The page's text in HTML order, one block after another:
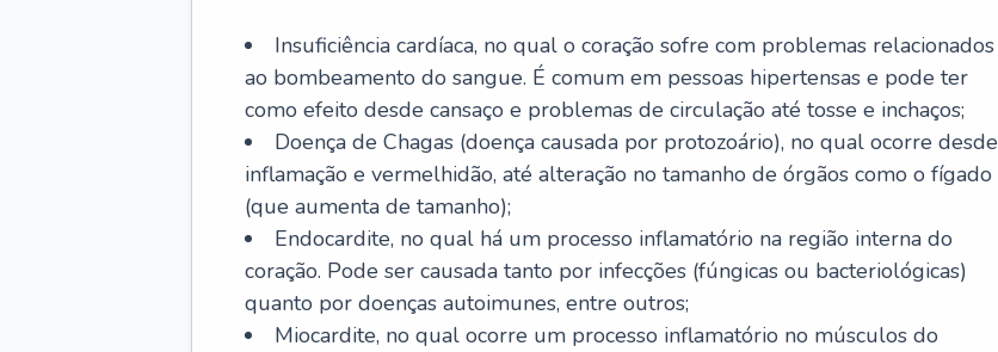
Insuficiência cardíaca, no qual o coração sofre com problemas relacionados
ao bombeamento do sangue. É comum em pessoas hipertensas e pode ter
como efeito desde cansaço e problemas de circulação até tosse e inchaços;
Doença de Chagas (doença causada por protozoário), no qual ocorre desde
inflamação e vermelhidão, até alteração no tamanho de órgãos como o fígado
(que aumenta de tamanho);
Endocardite, no qual há um processo inflamatório na região interna do
coração. Pode ser causada tanto por infecções (fúngicas ou bacteriológicas)
quanto por doenças autoimunes, entre outros;
Miocardite, no qual ocorre um processo inflamatório no músculos do